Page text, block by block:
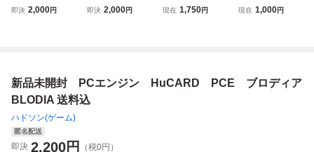
凄ノ王伝説 HUCA
即決 2,000円
英雄伝 ワタル Hu
即決 2,000円
フト〉THE 功夫
現在 1,750円
HuCARD ナムコ
現在 1,000円
新品未開封 PCエンジン HuCARD PCE ブロディア
BLODIA 送料込
ハドソン(ゲーム)
匿名配送
即決 2,200円
（税0円）